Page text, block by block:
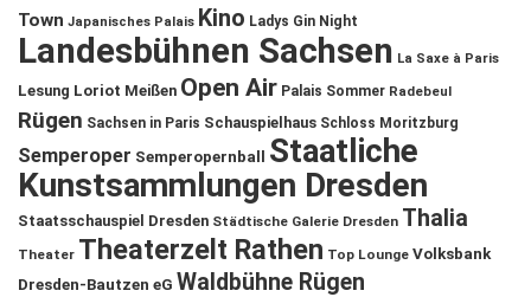
Town Japanisches Palais Kino Ladys Gin Night
Landesbühnen Sachsen La Saxe à Paris
Lesung Loriot Meißen Open Air Palais Sommer Radebeul
Rügen Sachsen in Paris Schauspielhaus Schloss Moritzburg
Semperoper Semperopernball
Staatliche
Kunstsammlungen Dresden
Staatsschauspiel Dresden Städtische Galerie Dresden Thalia
Theater Theaterzelt Rathen Top Lounge Volksbank
Dresden-Bautzen eG Waldbühne Rügen